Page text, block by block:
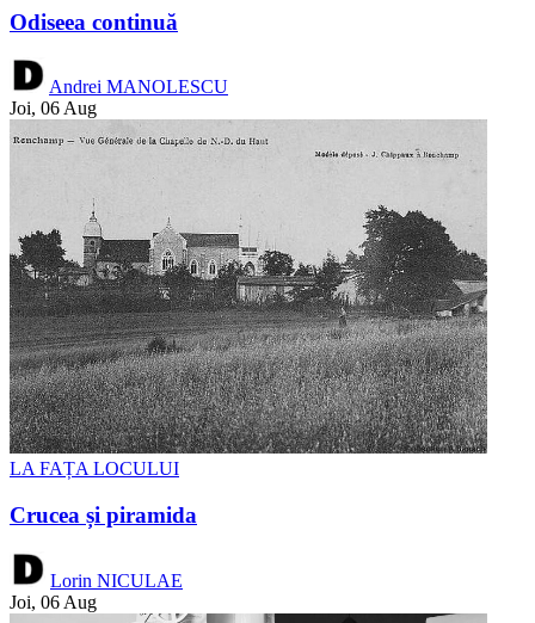
Odiseea continuă
Andrei MANOLESCU
Joi, 06 Aug
LA FAȚA LOCULUI
Crucea și piramida
Lorin NICULAE
Joi, 06 Aug